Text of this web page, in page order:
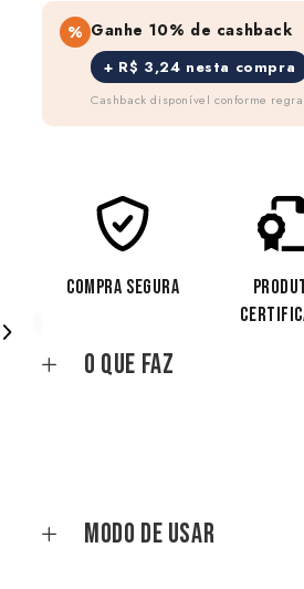
% Ganhe 10% de cashback
+ R$ 3,24 nesta compra
Cashback disponível conforme
COMPRA SEGURA
O que faz
Modo de Usar